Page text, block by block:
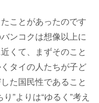
ことがあったのです
ンコクは想像以上に
くて、まずそのこと
タイの人たちが子ど
た国民性であること
”よりは“ゆるく”考え